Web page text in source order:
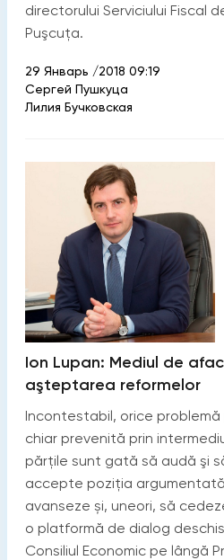
directorului Serviciului Fiscal
Puşcuţa.
29 Январь /2018 09:19
Сергей Пушкуца
Лилия Бучковская
Ion Lupan: Mediul de
aşteptarea reformelor
Incontestabil, orice
chiar prevenită prin
părţile sunt gată să audă şi
accepte poziţia
avanseze și, uneori, să
o platformă de dialog
Consiliul Economic pe lângă